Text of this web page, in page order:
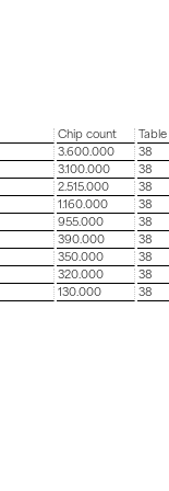
Chip count Table
3.600.000 38
3.100.000 38
2.515.000 38
1.160.000 38
955.000 38
390.000 38
350.000 38
320.000 38
130.000 38